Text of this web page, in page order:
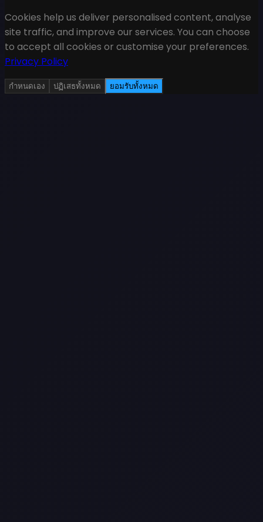
Cookies help us deliver personalised content, analyse
site traffic, and improve our services. You can choose
to accept all cookies or customise your preferences.
Privacy Policy
กำหนดเอง ปฏิเสธทั้งหมด ยอมรับทั้งหมด